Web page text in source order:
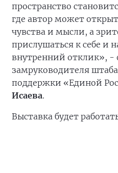
пространство
где автор может
чувства и мысли, а
прислушаться к себе и
внутренний отклик», -
замруководителя
поддержки «Единой
Исаева.
Выставка будет